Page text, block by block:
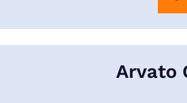
Arvato